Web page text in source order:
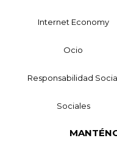
Internet Economy
Ocio
Responsabilidad
Sociales